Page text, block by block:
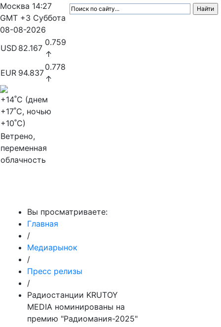
Москва 14:27
GMT +3 Суббота
08-08-2026
USD 82.167
0.759
↑
EUR 94.837
0.778
↑
+14˚C (днем
+17˚C, ночью
+10˚C)
Ветрено,
переменная
облачность
Вы просматриваете:
Главная
/
Медиарынок
/
Пресс релизы
/
Радиостанции KRUTOY
MEDIA номинированы на
премию "Радиомания-2025"